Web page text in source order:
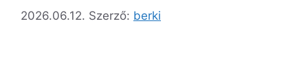
2026.06.12. Szerző: berki